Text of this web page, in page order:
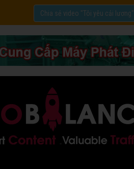
Chia sẻ video "Tôi yêu cải lương".